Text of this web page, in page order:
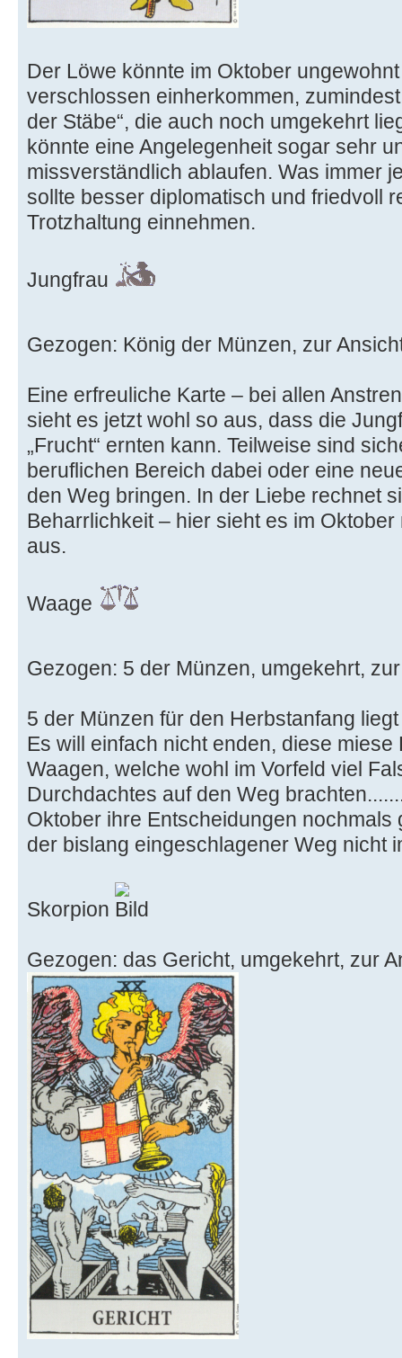
Der Löwe könnte im Oktober
verschlossen einherkommen,
der Stäbe“, die auch noch umgekehrt
könnte eine Angelegenheit sogar sehr
missverständlich ablaufen. Was immer
sollte besser diplomatisch und friedvoll
Trotzhaltung einnehmen.
Jungfrau
Gezogen: König der Münzen, zur
Eine erfreuliche Karte – bei allen
sieht es jetzt wohl so aus, dass die
„Frucht“ ernten kann. Teilweise sind
beruflichen Bereich dabei oder eine
den Weg bringen. In der Liebe rechnet
Beharrlichkeit – hier sieht es im
aus.
Waage
Gezogen: 5 der Münzen, umgekehrt,
5 der Münzen für den Herbstanfang
Es will einfach nicht enden, diese
Waagen, welche wohl im Vorfeld viel
Durchdachtes auf den Weg
Oktober ihre Entscheidungen nochmals
der bislang eingeschlagener Weg nicht
Skorpion
Gezogen: das Gericht, umgekehrt, zur